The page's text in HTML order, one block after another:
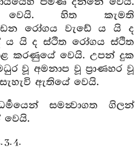
වෙයි. හිත කැමති
රෝගය වැඩේ ය යි ද
ය යි ද ස්ථිත රෝගය ස්ථිත
කරණුයේ වෙයි. උපන් දුක
වූ අමනාප වූ ප්‍රාණහර වූ
ඇතියේ වෙයි.
සමන්‍වාගත ගිලන්
3. 4.